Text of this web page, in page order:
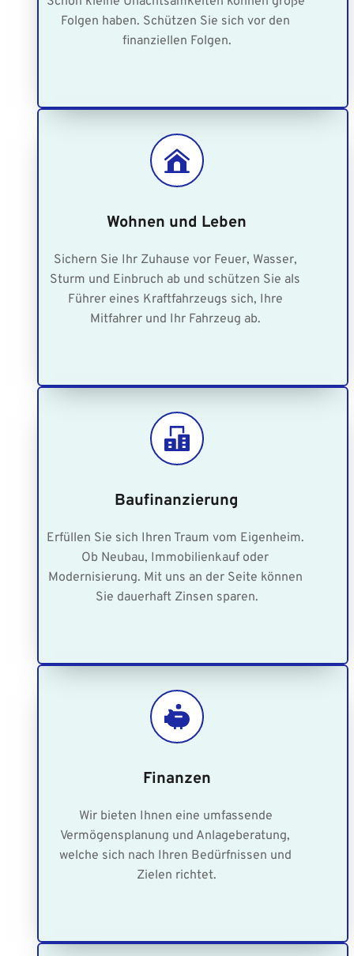
Folgen haben. Schützen Sie sich vor den
finanziellen Folgen.
Wohnen und Leben
Sichern Sie Ihr Zuhause vor Feuer, Wasser,
Sturm und Einbruch ab und schützen Sie als
Führer eines Kraftfahrzeugs sich, Ihre
Mitfahrer und Ihr Fahrzeug ab.
Baufinanzierung
Erfüllen Sie sich Ihren Traum vom Eigenheim.
Ob Neubau, Immobilienkauf oder
Modernisierung. Mit uns an der Seite können
Sie dauerhaft Zinsen sparen.
Finanzen
Wir bieten Ihnen eine umfassende
Vermögensplanung und Anlageberatung,
welche sich nach Ihren Bedürfnissen und
Zielen richtet.